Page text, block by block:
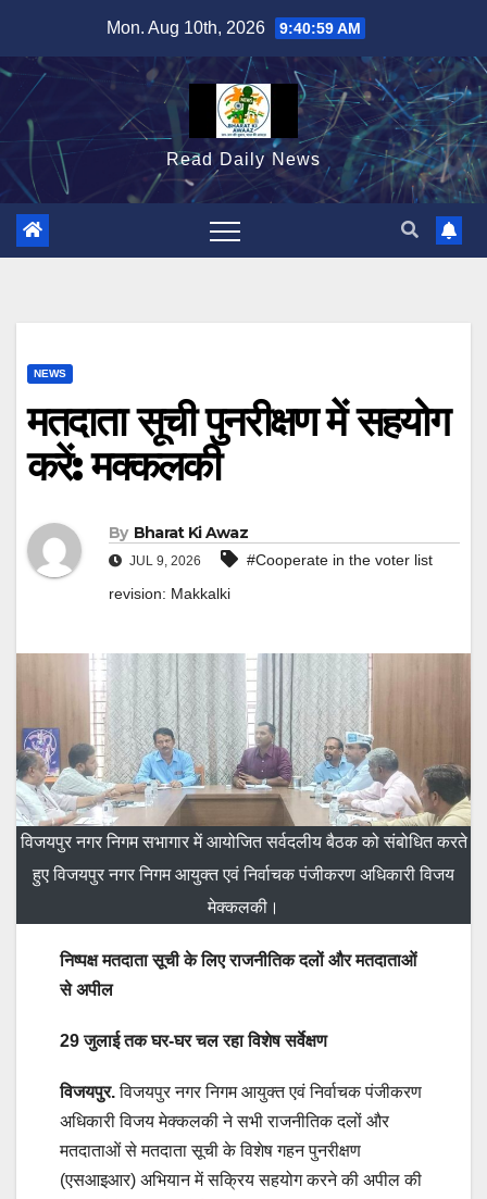
content
Mon. Aug 10th, 2026 9:41:00 AM
Read Daily News
NEWS
मतदाता सूची पुनरीक्षण में सहयोग
करें: मक्कलकी
By Bharat Ki Awaz
JUL 9, 2026
#Cooperate in the voter list
revision: Makkalki
विजयपुर नगर निगम सभागार में आयोजित सर्वदलीय बैठक को संबोधित करते
हुए विजयपुर नगर निगम आयुक्त एवं निर्वाचक पंजीकरण अधिकारी विजय
मेक्कलकी।
निष्पक्ष मतदाता सूची के लिए राजनीतिक दलों और मतदाताओं
से अपील
29 जुलाई तक घर-घर चल रहा विशेष सर्वेक्षण
विजयपुर.विजयपुर नगर निगम आयुक्त एवं निर्वाचक पंजीकरण
अधिकारी विजय मेक्कलकी ने सभी राजनीतिक दलों और
मतदाताओं से मतदाता सूची के विशेष गहन पुनरीक्षण
(एसआइआर) अभियान में सक्रिय सहयोग करने की अपील की